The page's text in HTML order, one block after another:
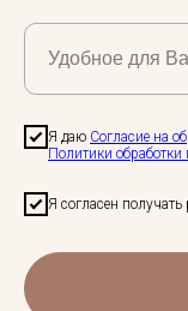
Удобное для
Я даю Согласие на
Политики
Я согласен